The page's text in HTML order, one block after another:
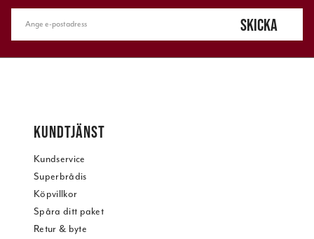
SKICKA
KUNDTJÄNST
Kundservice
Superbrådis
Köpvillkor
Spåra ditt paket
Retur & byte